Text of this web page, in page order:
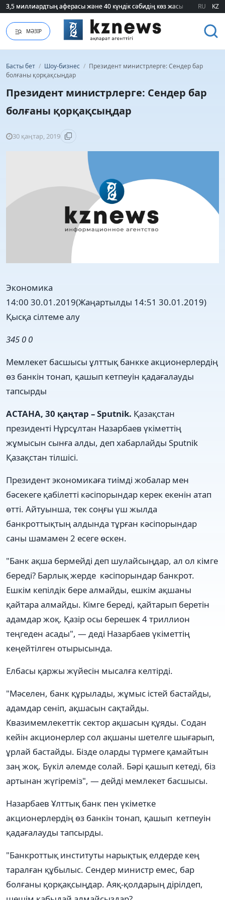
3,5 миллиардтың аферасы және 40 күндік сәбидің көз жасы:
3,5 миллиардтың аферасы және 40 күндік сәбидің көз жасы: RU KZ
МӘЗІР
Басты бет / Шоу-бизнес / Президент министрлерге: Сендер бар
болғаны қорқақсыңдар
Президент министрлерге: Сендер бар
болғаны қорқақсыңдар
30 қаңтар, 2019
Экономика
14:00 30.01.2019(Жаңартылды 14:51 30.01.2019)
Қысқа сілтеме алу
345 0 0
Мемлекет басшысы ұлттық банкке акционерлердің
өз банкін тонап, қашып кетпеуін қадағалауды
тапсырды
АСТАНА, 30 қаңтар – Sputnik. Қазақстан
президенті Нұрсұлтан Назарбаев үкіметтің
жұмысын сынға алды, деп хабарлайды Sputnik
Қазақстан тілшісі.
Президент экономикаға тиімді жобалар мен
бәсекеге қабілетті кәсіпорындар керек екенін атап
өтті. Айтуынша, тек соңғы үш жылда
банкроттықтың алдында тұрған кәсіпорындар
саны шамамен 2 есеге өскен.
"Банк ақша бермейді деп шулайсыңдар, ал ол кімге
береді? Барлық жерде кәсіпорындар банкрот.
Ешкім кепілдік бере алмайды, ешкім ақшаны
қайтара алмайды. Кімге береді, қайтарып беретін
адамдар жоқ. Қазір осы берешек 4 триллион
теңгеден асады", — деді Назарбаев үкіметтің
кеңейтілген отырысында.
Елбасы қаржы жүйесін мысалға келтірді.
"Мәселен, банк құрылады, жұмыс істей бастайды,
адамдар сеніп, ақшасын сақтайды.
Квазимемлекеттік сектор ақшасын құяды. Содан
кейін акционерлер сол ақшаны шетелге шығарып,
ұрлай бастайды. Бізде оларды түрмеге қамайтын
заң жоқ. Бүкіл әлемде солай. Бәрі қашып кетеді, біз
артынан жүгіреміз", — дейді мемлекет басшысы.
Назарбаев Ұлттық банк пен үкіметке
акционерлердің өз банкін тонап, қашып кетпеуін
қадағалауды тапсырды.
"Банкроттық институты нарықтық елдерде кең
таралған құбылыс. Сендер министр емес, бар
болғаны қорқақсыңдар. Аяқ-қолдарың дірілдеп,